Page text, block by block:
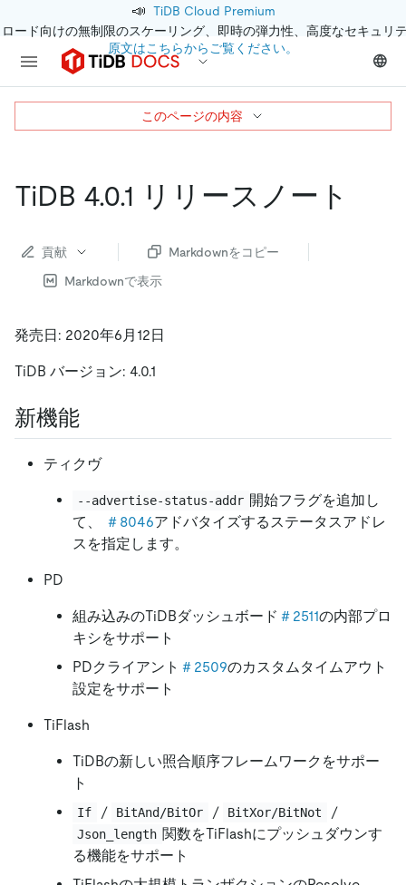
📣 TiDB Cloud Premium
ード向けの無制限のスケーリング、即時の弾力性、高度なセキュリ
原文はこちらからご覧ください。
TiDB 4.0.1 リリースノート
貢献
Markdownをコピー
Markdownで表示
発売日: 2020年6月12日
TiDB バージョン: 4.0.1
新機能
ティクヴ
--advertise-status-addr 開始フラグを追加し
て、
＃8046アドバタイズするステータスアドレ
スを指定します。
PD
組み込みのTiDBダッシュボード ＃2511の内部プロ
キシをサポート
PDクライアント ＃2509のカスタムタイムアウト
設定をサポート
TiFlash
TiDBの新しい照合順序フレームワークをサポー
ト
If / BitAnd/BitOr / BitXor/BitNot /
Json_length 関数をTiFlashにプッシュダウンす
る機能をサポート
このページの内容